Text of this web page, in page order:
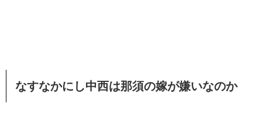
なすなかにし中西は那須の嫁が嫌いなのか